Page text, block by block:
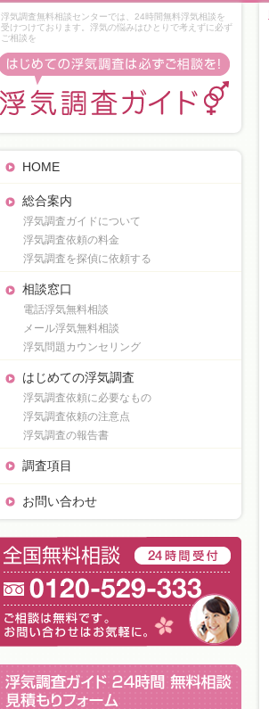
浮気調査無料相談センターでは、24時間無料浮気相談を
受けつけております。浮気の悩みはひとりで考えずに必ず
ご相談を
HOME
総合案内
浮気調査ガイドについて
浮気調査依頼の料金
浮気調査を探偵に依頼する
相談窓口
電話浮気無料相談
メール浮気無料相談
浮気問題カウンセリング
はじめての浮気調査
浮気調査依頼に必要なもの
浮気調査依頼の注意点
浮気調査の報告書
調査項目
お問い合わせ